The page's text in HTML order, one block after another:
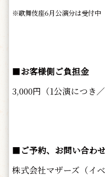
※歌舞伎座6月公演分は受付中
■お客様側ご負担金
3,000円（1公演につき
■ ご予約、お問い合わ
株式会社マザーズ（イ